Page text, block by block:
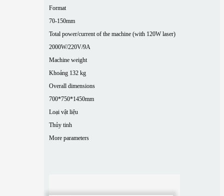
Format
70-150mm
Total power/current of the machine (with 120W laser)
2000W/220V/9A
Machine weight
Khoảng 132 kg
Overall dimensions
700*750*1450mm
Loại vật liệu
Thủy tinh
More parameters